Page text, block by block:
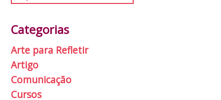
Categorias
Arte para Refletir
Artigo
Comunicação
Cursos